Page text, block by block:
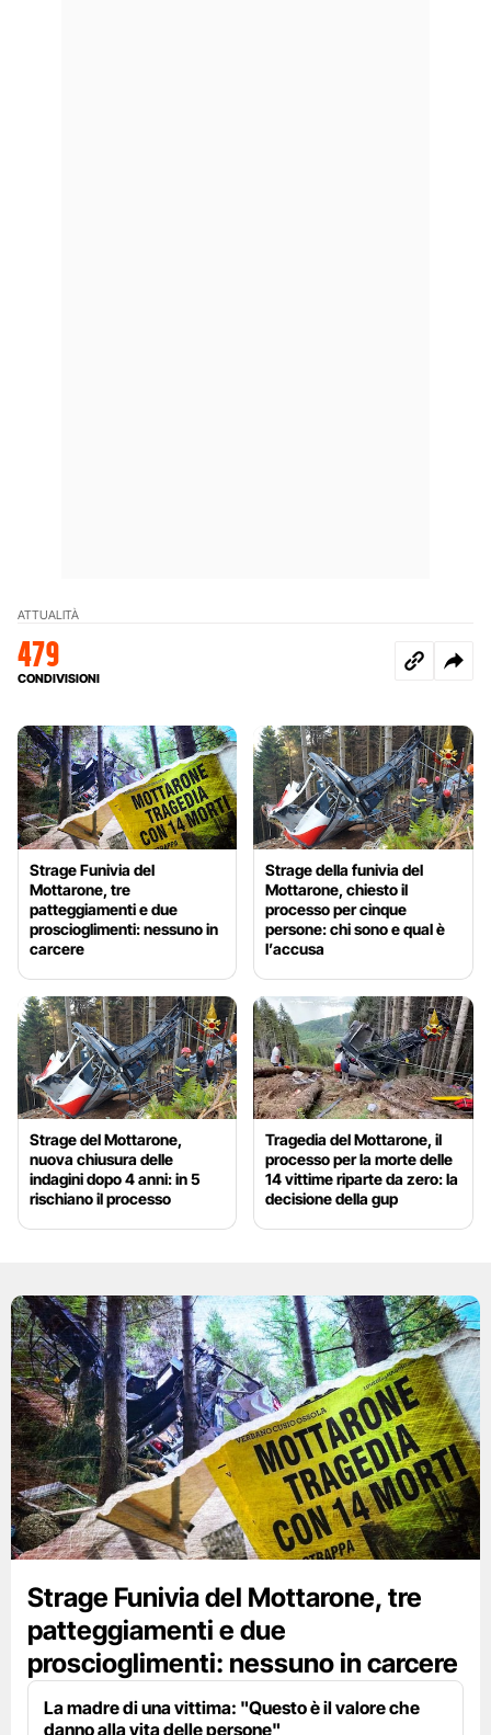
ATTUALITÀ
479
CONDIVISIONI
Strage Funivia del
Mottarone, tre
patteggiamenti e due
proscioglimenti: nessuno in
carcere
Strage della funivia del
Mottarone, chiesto il
processo per cinque
persone: chi sono e qual è
l’accusa
Strage del Mottarone,
nuova chiusura delle
indagini dopo 4 anni: in 5
rischiano il processo
Tragedia del Mottarone, il
processo per la morte delle
14 vittime riparte da zero: la
decisione della gup
Strage Funivia del Mottarone, tre
patteggiamenti e due
proscioglimenti: nessuno in carcere
La madre di una vittima: "Questo è il valore che
danno alla vita delle persone"